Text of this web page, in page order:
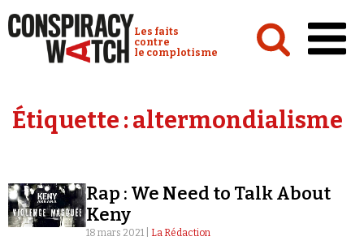
Conspiracy Watch :
Les faits
contre
le complotisme
Analyses
Vidéos
Émissions
Étiquette :altermondialisme
Rap : We Need to Talk About
Keny
18 mars 2021 | La Rédaction